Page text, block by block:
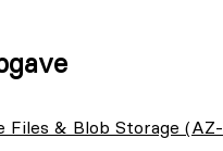
Files & Blob Storage (AZ-